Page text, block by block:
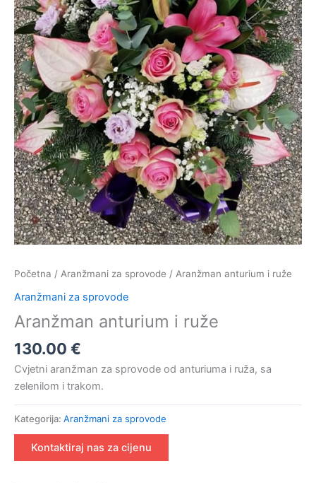
Početna / Aranžmani za sprovode / Aranžman anturium i ruže
Aranžmani za sprovode
Aranžman anturium i ruže
130.00 €
Cvjetni aranžman za sprovode od anturiuma i ruža, sa
zelenilom i trakom.
Kategorija: Aranžmani za sprovode
Kontaktiraj nas za cijenu